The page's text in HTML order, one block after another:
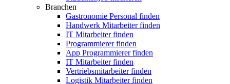
Branchen
Gastronomie Personal finden
Handwerk Mitarbeiter finden
IT Mitarbeiter finden
Programmierer finden
App Programmierer finden
IT Mitarbeiter finden
Vertriebsmitarbeiter finden
Logistik Mitarbeiter finden